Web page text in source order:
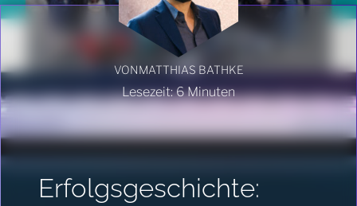
VONMATTHIAS BATHKE
Lesezeit:6Minuten
Erfolgsgeschichte: